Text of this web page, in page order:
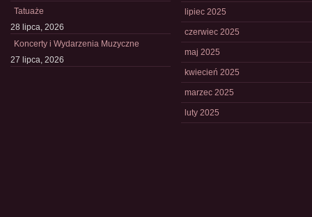
Tatuaże
28 lipca, 2026
Koncerty i Wydarzenia Muzyczne
27 lipca, 2026
lipiec 2025
czerwiec 2025
maj 2025
kwiecień 2025
marzec 2025
luty 2025